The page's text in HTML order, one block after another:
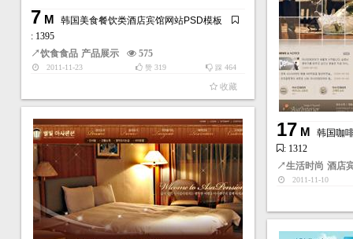
7 M
韩国美食餐饮类酒店宾馆网站PSD模板
: 1395
↗饮食食品 产品展示 575
2011-11-23 踩 464
赞319
收藏
17 M
韩国咖
: 1312
↗生活时尚 酒店
2011-11-10